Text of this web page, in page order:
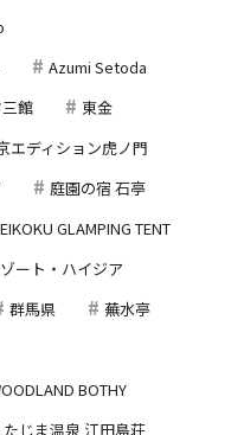
Azumi Setoda
館
東金
エディション虎ノ門
庭園の宿 石亭
GLAMPING TENT
ート・ハイジア
群馬県
蕪水亭
BOTHY
たじま温泉 江田島荘